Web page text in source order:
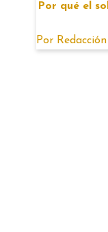
Por qué el
Por Redacción